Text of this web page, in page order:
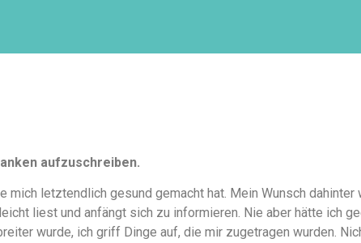
aufzuschreiben.
mich letztendlich gesund gemacht hat. Mein Wunsch
liest und anfängt sich zu informieren. Nie aber hätte ich
wurde, ich griff Dinge auf, die mir zugetragen wurden.